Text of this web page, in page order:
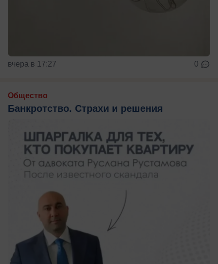
вчера в 17:27 0
Общество
Банкротство. Страхи и решения